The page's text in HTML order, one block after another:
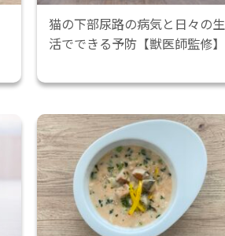
猫の下部尿路の病気と日々の生
活でできる予防【獣医師監修】